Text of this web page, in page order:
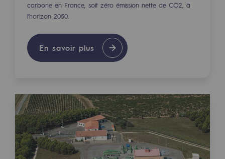
Gestion des impacts
Responsabilité sociale et territoriale
Responsabilité sociale et
Le programme social et territorial de
Territorial
Territorial
carbone en France, soit zéro émission nette de CO2, à
l’horizon 2050.
En savoir plus